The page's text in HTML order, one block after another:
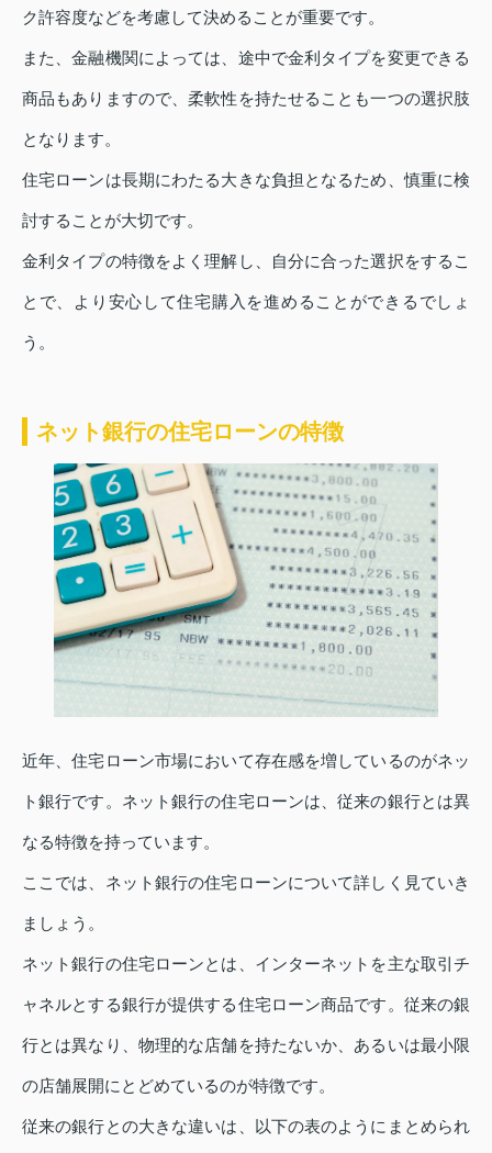
ク許容度などを考慮して決めることが重要です。
また、金融機関によっては、途中で金利タイプを変更できる
商品もありますので、柔軟性を持たせることも一つの選択肢
となります。
住宅ローンは長期にわたる大きな負担となるため、慎重に検
討することが大切です。
金利タイプの特徴をよく理解し、自分に合った選択をするこ
とで、より安心して住宅購入を進めることができるでしょ
う。
ネット銀行の住宅ローンの特徴
近年、住宅ローン市場において存在感を増しているのがネッ
ト銀行です。ネット銀行の住宅ローンは、従来の銀行とは異
なる特徴を持っています。
ここでは、ネット銀行の住宅ローンについて詳しく見ていき
ましょう。
ネット銀行の住宅ローンとは、インターネットを主な取引チ
ャネルとする銀行が提供する住宅ローン商品です。従来の銀
行とは異なり、物理的な店舗を持たないか、あるいは最小限
の店舗展開にとどめているのが特徴です。
従来の銀行との大きな違いは、以下の表のようにまとめられ